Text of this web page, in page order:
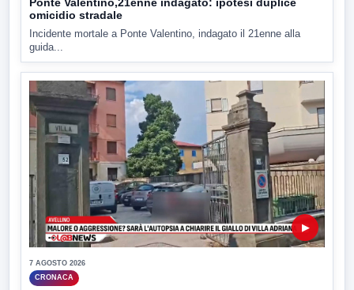
Ponte Valentino,21enne indagato: ipotesi duplice
omicidio stradale
Incidente mortale a Ponte Valentino, indagato il 21enne alla
guida...
▶
7 AGOSTO 2026
CRONACA